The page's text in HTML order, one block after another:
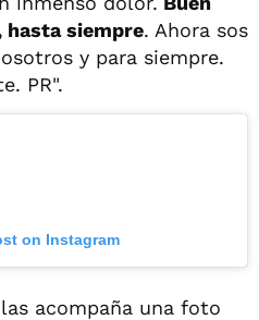
hasta siempre. Ahora sos
y para siempre.
PR".
on Instagram
acompaña una foto